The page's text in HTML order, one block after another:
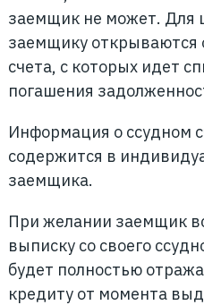
заемщик не может. Для
заемщику
счета, с которых идет
погашения
Информация о ссудном
содержится в
заемщика.
При желании заемщик
выписку со своего
будет полностью
кредиту от момента